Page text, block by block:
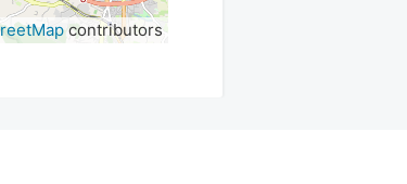
contributors